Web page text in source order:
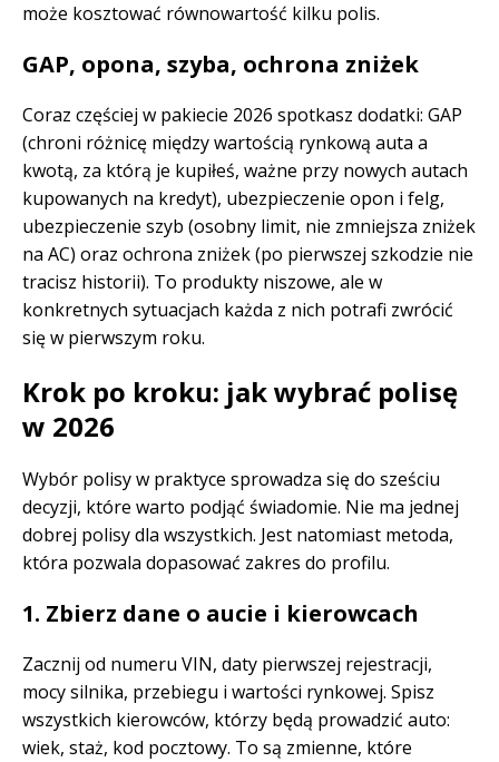
może kosztować równowartość kilku polis.
GAP, opona, szyba, ochrona zniżek
Coraz częściej w pakiecie 2026 spotkasz dodatki: GAP
(chroni różnicę między wartością rynkową auta a
kwotą, za którą je kupiłeś, ważne przy nowych autach
kupowanych na kredyt), ubezpieczenie opon i felg,
ubezpieczenie szyb (osobny limit, nie zmniejsza zniżek
na AC) oraz ochrona zniżek (po pierwszej szkodzie nie
tracisz historii). To produkty niszowe, ale w
konkretnych sytuacjach każda z nich potrafi zwrócić
się w pierwszym roku.
Krok po kroku: jak wybrać polisę
w 2026
Wybór polisy w praktyce sprowadza się do sześciu
decyzji, które warto podjąć świadomie. Nie ma jednej
dobrej polisy dla wszystkich. Jest natomiast metoda,
która pozwala dopasować zakres do profilu.
1. Zbierz dane o aucie i kierowcach
Zacznij od numeru VIN, daty pierwszej rejestracji,
mocy silnika, przebiegu i wartości rynkowej. Spisz
wszystkich kierowców, którzy będą prowadzić auto:
wiek, staż, kod pocztowy. To są zmienne, które